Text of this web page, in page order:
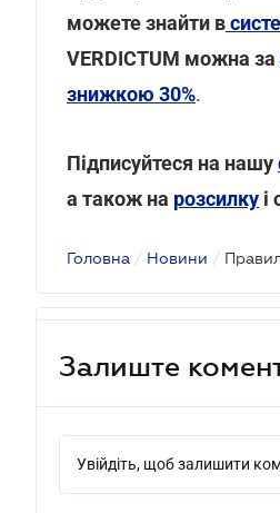
можете знайти в
VERDICTUM можна за
знижкою 30%.
Підписуйтеся на нашу
а також на розсилку і
Головна / Новини /
Залиште
Увійдіть, щоб залишити